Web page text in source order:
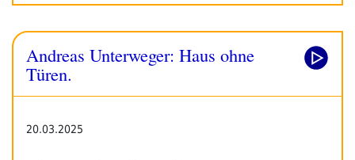
Andreas Unterweger: Haus ohne
Türen.
20.03.2025